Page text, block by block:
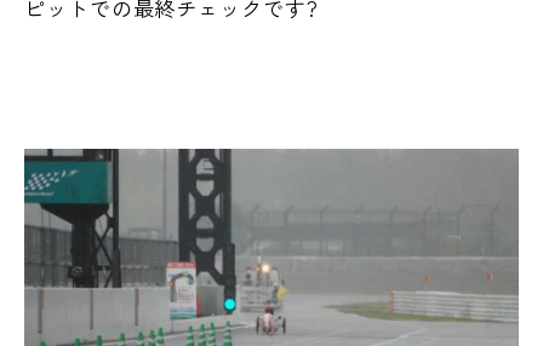
ピットでの最終チェックです?